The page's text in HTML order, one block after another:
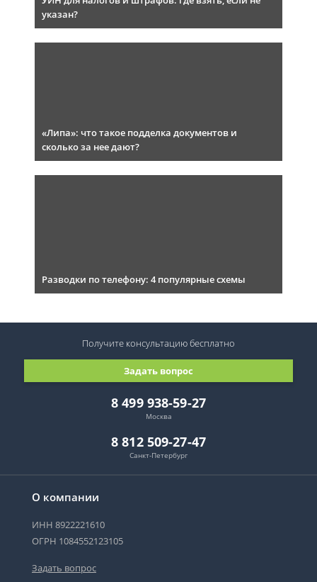
указан?
«Липа»: что такое подделка документов и
сколько за нее дают?
Разводки по телефону: 4 популярные схемы
О компании
ИНН 8922221610
ОГРН 1084552123105
Задать вопрос
8 499 938-59-27
Москва
8 812 509-27-47
Санкт-Петербург
Задать вопрос
Получите консультациюбесплатно